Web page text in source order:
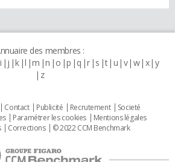
des membres :
i j k l m n o p q r s t u v w x y
z
Contact Publicité Recrutement
Societé
Paramétrer les cookies
Mentions légales
Corrections © 2022 CCM Benchmark